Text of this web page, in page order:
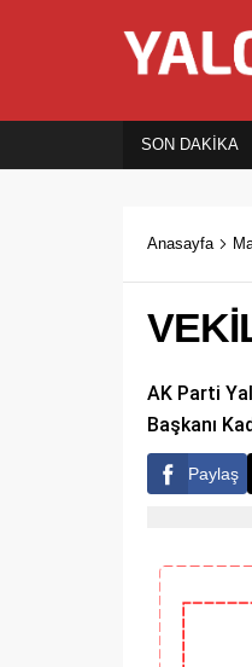
SON DAKİKA
Anasayfa
AK Parti
Başkanı
Paylaş